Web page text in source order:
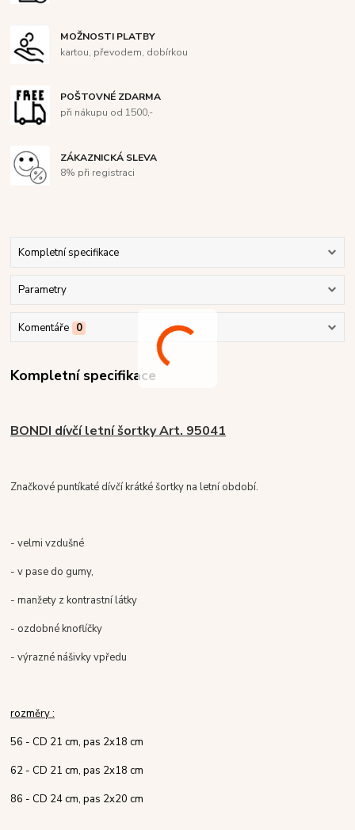
MOŽNOSTI PLATBY
kartou, převodem, dobírkou
POŠTOVNÉ ZDARMA
při nákupu od 1500,-
ZÁKAZNICKÁ SLEVA
8% při registraci
Kompletní specifikace
Parametry
Komentáře 0
Kompletní specifikace
BONDI dívčí letní šortky Art. 95041
Značkové puntíkaté dívčí krátké šortky na letní období.
- velmi vzdušné
- v pase do gumy,
- manžety z kontrastní látky
- ozdobné knoflíčky
- výrazné nášivky vpředu
rozměry :
56 - CD 21 cm, pas 2x18 cm
62 - CD 21 cm, pas 2x18 cm
86 - CD 24 cm, pas 2x20 cm